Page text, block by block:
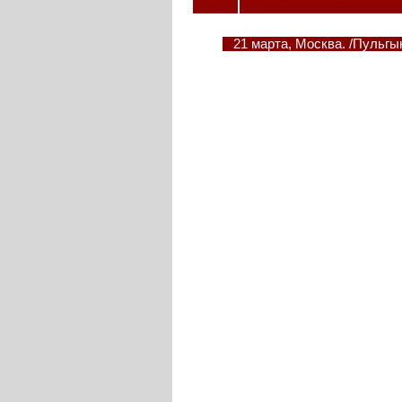
21 марта, Москва. /